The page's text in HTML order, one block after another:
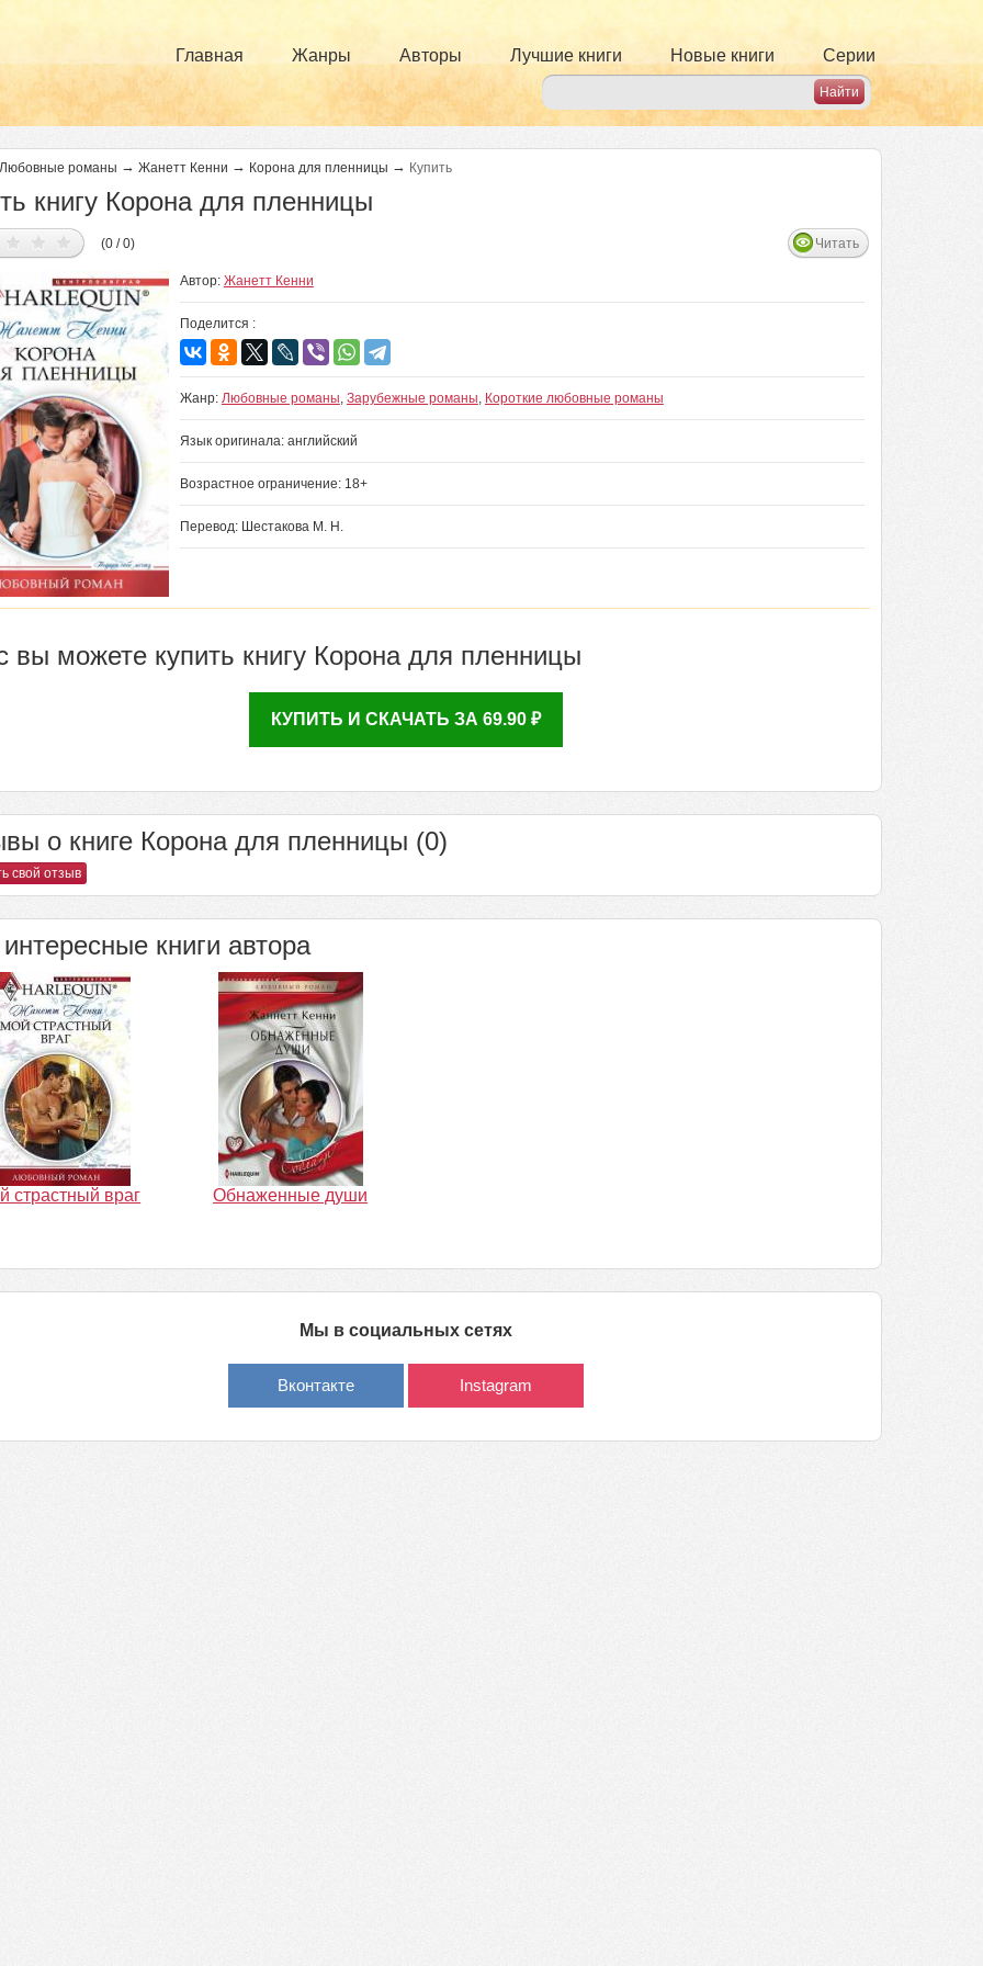
Главная Жанры Авторы Лучшие книги Новые книги Серии
романы → Жанетт Кенни → Корона для пленницы → Купить
книгу Корона для пленницы
(0 / 0) Читать
Автор: Жанетт Кенни
Поделится :
Жанр: Любовные романы, Зарубежные романы, Короткие любовные романы
Язык оригинала: английский
Возрастное ограничение: 18+
Перевод: Шестакова М. Н.
вы можете купить книгу Корона для пленницы
КУПИТЬ И СКАЧАТЬ ЗА 69.90 ₽
о книге Корона для пленницы (0)
свой отзыв
книги автора
страстный враг Обнаженные души
Мы в социальных сетях
Вконтакте Instagram